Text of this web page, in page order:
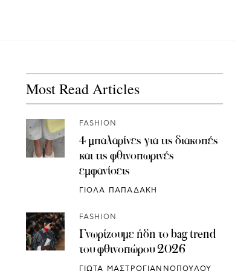
Most Read Articles
FASHION
4 μπαλαρίνες για τις διακοπές
και τις φθινοπωρινές
εμφανίσεις
ΓΙΟΛΑ ΠΑΠΑΔΑΚΗ
FASHION
Γνωρίζουμε ήδη το bag trend
του φθινοπώρου 2026
ΓΙΩΤΑ ΜΑΣΤΡΟΓΙΑΝΝΟΠΟΥΛΟΥ